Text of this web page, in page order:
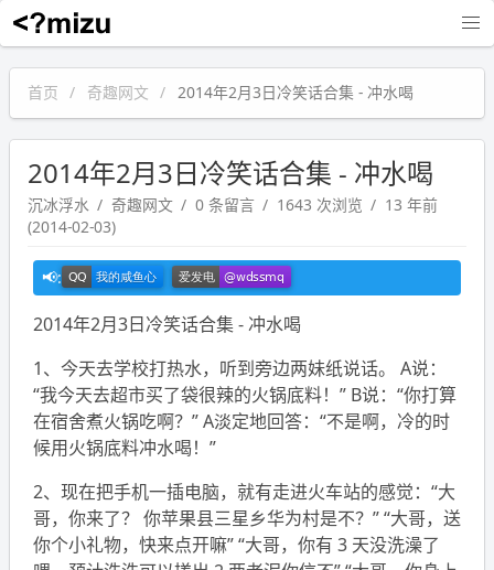
沉冰浮水
首页 奇趣网文 2014年2月3日冷笑话合集 - 冲水喝
2014年2月3日冷笑话合集 - 冲水喝
沉冰浮水 奇趣网文 0 条留言 1643 次浏览
13 年前
(2014-02-03)
2014年2月3日冷笑话合集 - 冲水喝
1、今天去学校打热水，听到旁边两妹纸说话。 A说：
“我今天去超市买了袋很辣的火锅底料！” B说：“你打算
在宿舍煮火锅吃啊？” A淡定地回答：“不是啊，冷的时
候用火锅底料冲水喝！”
2、现在把手机一插电脑，就有走进火车站的感觉：“大
哥，你来了？ 你苹果县三星乡华为村是不？” “大哥，送
你个小礼物，快来点开嘛” “大哥，你有 3 天没洗澡了